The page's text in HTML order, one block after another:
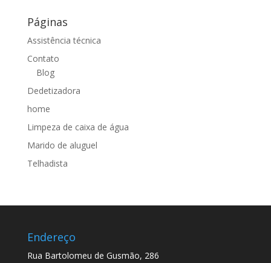
Páginas
Assistência técnica
Contato
Blog
Dedetizadora
home
Limpeza de caixa de água
Marido de aluguel
Telhadista
Endereço
Rua Bartolomeu de Gusmão, 286